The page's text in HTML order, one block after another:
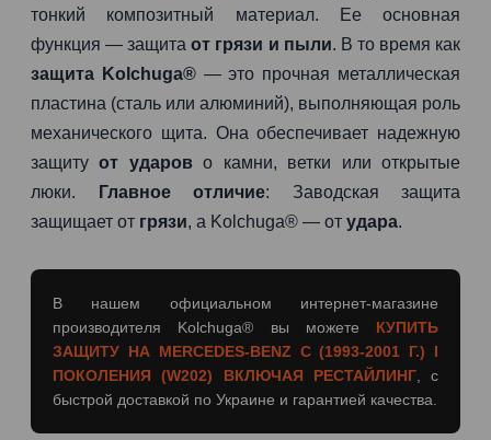
тонкий композитный материал. Ее основная
функция — защитаот грязи и пыли. В то время как
защита Kolchuga®— это прочная металлическая
пластина (сталь или алюминий), выполняющая роль
механического щита. Она обеспечивает надежную
защитуот ударов о камни, ветки или открытые
люки.
Главное отличие: Заводская защита
защищает от грязи, а Kolchuga® — от удара.
В нашем официальном интернет-магазине
производителя Kolchuga® вы можете КУПИТЬ
ЗАЩИТУ НА MERCEDES-BENZ C (1993-2001 Г.) I
ПОКОЛЕНИЯ (W202) ВКЛЮЧАЯ РЕСТАЙЛИНГ, с
быстрой доставкой по Украине и гарантией качества.